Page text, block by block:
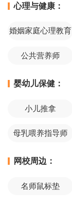
心理与健康：
婚姻家庭心理教育
公共营养师
婴幼儿保健：
小儿推拿
母乳喂养指导师
网校周边：
名师鼠标垫